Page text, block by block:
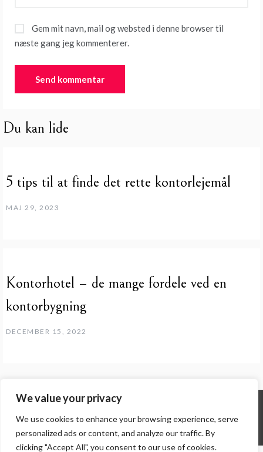
We value your privacy
We use cookies to enhance your browsing experience, serve
personalized ads or content, and analyze our traffic. By
clicking "Accept All", you consent to our use of cookies.
Gem mit navn, mail og websted i denne browser til
næste gang jeg kommenterer.
Du kan lide
5 tips til at finde det rette kontorlejemål
MAJ 29, 2023
Kontorhotel – de mange fordele ved en
kontorbygning
DECEMBER 15, 2022
© ALL RIGHTS RESERVED 2026 THEME: PROMOS BYTEMPLATE SELL